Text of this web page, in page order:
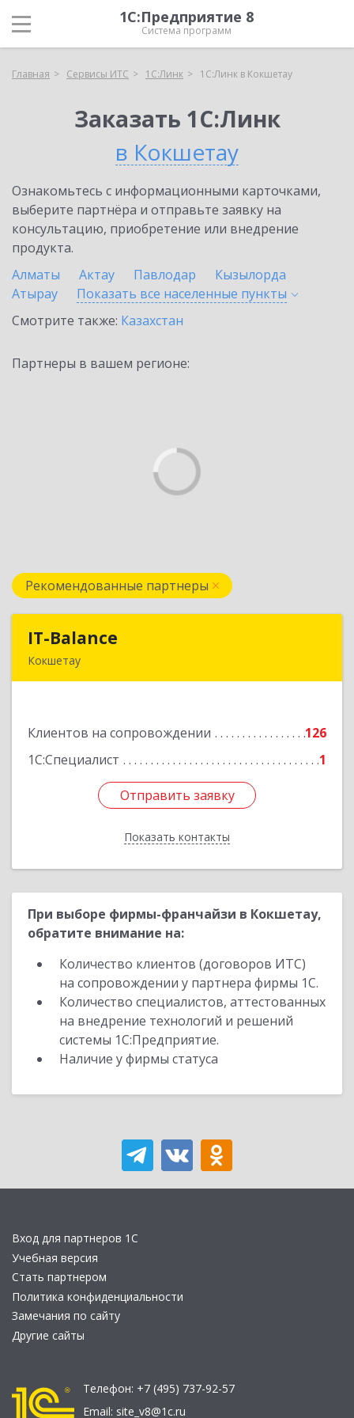
1С:Предприятие 8
Система программ
Главная Сервисы ИТС 1С:Линк 1С:Линк в Кокшетау
Заказать 1С:Линк
в Кокшетау
Ознакомьтесь с информационными карточками,
выберите партнёра и отправьте заявку на
консультацию, приобретение или внедрение
продукта.
Алматы
Актау Павлодар
Кызылорда
Атырау
Показать все населенные пункты
Смотрите также: Казахстан
Партнеры в вашем регионе:
Рекомендованные партнеры
IT-Balance
Кокшетау
Клиентов на сопровождении
126
1С:Специалист
1
Отправить заявку
Показать контакты
Отправить заявку
Назад
При выборе фирмы-франчайзи в Кокшетау,
обратите внимание на:
Количество клиентов (договоров ИТС)
на сопровождении у партнера фирмы 1С.
Количество специалистов, аттестованных
на внедрение технологий и решений
системы 1С:Предприятие.
Наличие у фирмы статуса
Вход для партнеров 1С
Учебная версия
Стать партнером
Политика конфиденциальности
Замечания по сайту
Другие сайты
Телефон: +7 (495) 737-92-57
Email: site_v8@1c.ru